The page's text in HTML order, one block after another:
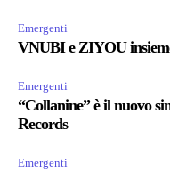
Emergenti
VNUBI e ZIYOU
Emergenti
“Collanine” è il nuovo
Records
Emergenti